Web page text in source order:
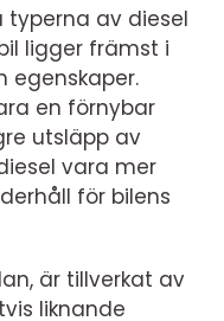
typerna av diesel
ligger främst i
egenskaper.
en förnybar
utsläpp av
vara mer
för bilens
är tillverkat av
liknande